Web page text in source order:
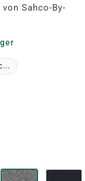
Sahco-By-